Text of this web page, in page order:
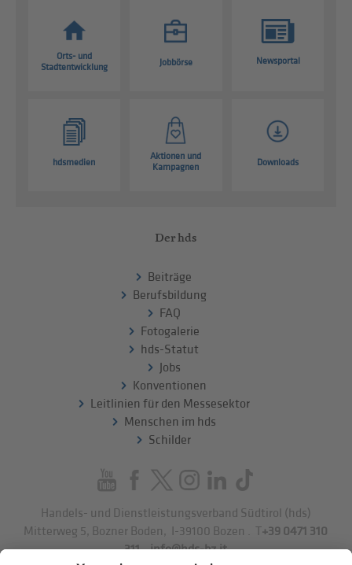
Orts- und
Stadtentwicklung
Jobbörse Newsportal
hdsmedien
Aktionen und
Kampagnen
Downloads
Der hds
Beiträge
Berufsbildung
FAQ
Fotogalerie
hds-Statut
Jobs
Konventionen
Leitlinien für den Messesektor
Menschen im hds
Schilder
Handels- und Dienstleistungsverband Südtirol (hds)
Mitterweg 5, Bozner Boden
I-39100 Bozen . T+39 0471 310
311.info@hds-bz.it